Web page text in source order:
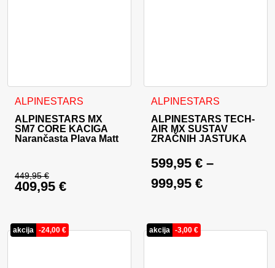
ALPINESTARS
ALPINESTARS MX
SM7 CORE KACIGA
Narančasta Plava Matt
449,95€
Izvorna cijena bila je: 449,95 €.
409,95 €
Ovaj proizvod ima više varijanti. Opcije se mogu odabrati
ALPINESTARS
ALPINESTARS TECH-
AIR MX SUSTAV
ZRAČNIH JASTUKA
599,95 € –
999,95 €
Ovaj proizvod ima više
akcija -24,00 € akcija -3,00 €